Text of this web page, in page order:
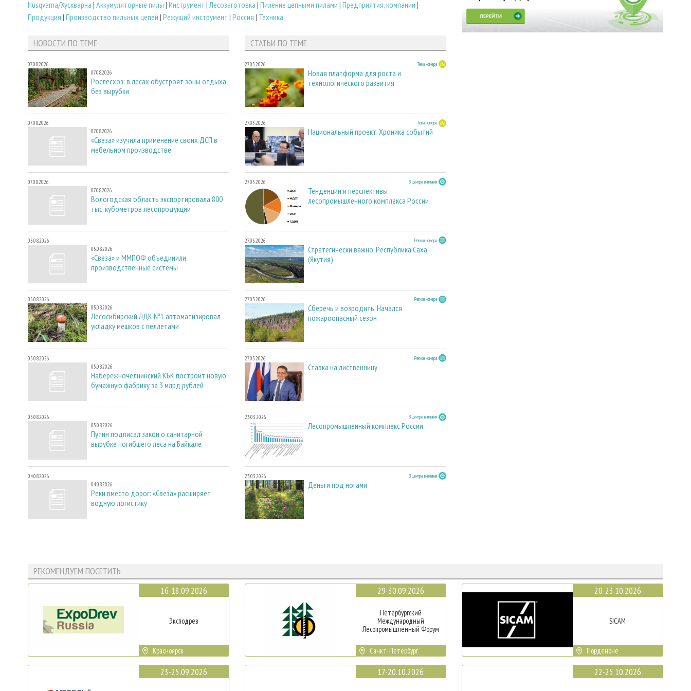
Husqvarna/Хускварна | Аккумуляторные пилы | Инструмент |Лесозаготовка | Пиление цепными пилами | Предприятия, компании |
Продукция | Производство пильных цепей | Режущий инструмент | Россия | Техника
НОВОСТИ ПО ТЕМЕ
07.08.2026
07.08.2026
Рослесхоз: в лесах обустроят зоны отдыха
без вырубки
07.08.2026
07.08.2026
«Свеза» изучила применение своих ДСП в
мебельном производстве
07.08.2026
07.08.2026
Вологодская область экспортировала 800
тыс. кубометров лесопродукции
05.08.2026
05.08.2026
«Свеза» и ММПОФ объединили
производственные системы
05.08.2026
05.08.2026
Лесосибирский ЛДК №1 автоматизировал
укладку мешков с пеллетами
05.08.2026
05.08.2026
Набережночелнинский КБК построит новую
бумажную фабрику за 3 млрд рублей
05.08.2026
05.08.2026
Путин подписал закон о санитарной
вырубке погибшего леса на Байкале
04.08.2026
04.08.2026
Реки вместо дорог: «Свеза» расширяет
водную логистику
СТАТЬИ ПО ТЕМЕ
27.05.2026 Тема номера
Новая платформа для роста и
технологического развития
27.05.2026 Тема номера
Национальный проект. Хроника событий
27.05.2026 В центре внимания
Тенденции и перспективы
лесопромышленного комплекса России
27.05.2026 Регион номера
Стратегически важно. Республика Саха
(Якутия)
27.05.2026 Регион номера
Сберечь и возродить. Начался
пожароопасный сезон
27.05.2026 Регион номера
Ставка на лиственницу
23.03.2026 В центре внимания
Лесопромышленный комплекс России
23.03.2026 В центре внимания
Деньги под ногами
РЕКОМЕНДУЕМ ПОСЕТИТЬ
16-18.09.2026
Эксподрев
Красноярск
23-25.09.2026
29-30.09.2026
Петербургский
Международный
Лесопромышленный Форум
Санкт-Петербург
17-20.10.2026
20-23.10.2026
SICAM
Порденоне
22-25.10.2026